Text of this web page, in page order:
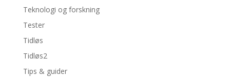
Teknologi og forskning
Tester
Tidløs
Tidløs2
Tips & guider